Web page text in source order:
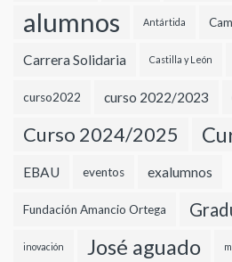
alumnos Antártida
Carrera Solidaria Castilla y León
curso2022 curso 2022/2023
Curso 2024/2025
EBAU eventos exalumnos
Fundación Amancio Ortega
inovación José aguado